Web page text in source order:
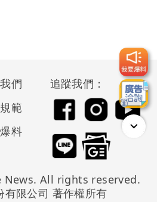
們
範
料
追蹤我們：
All rights reserved.
有限公司 著作權所有